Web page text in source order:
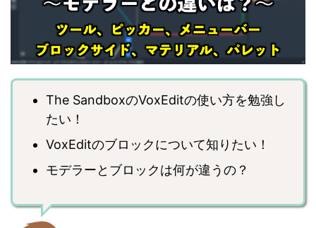
The SandboxのVoxEditの使い方を勉強し
たい！
VoxEditのブロックについて知りたい！
モデラーとブロックは何が違うの？